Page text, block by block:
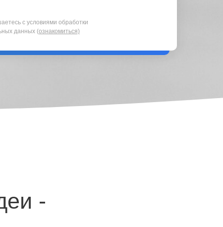
с условиями обработки
данных (ознакомиться)
-